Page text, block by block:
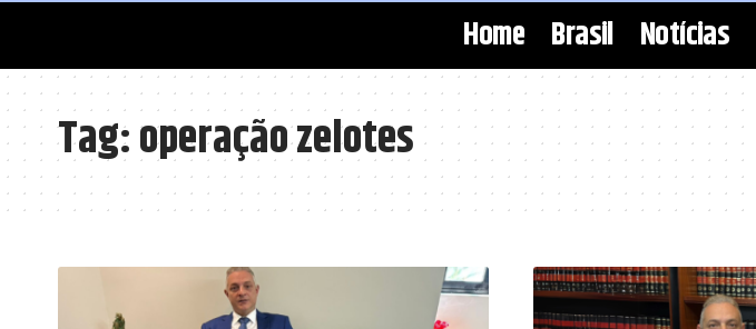
Home Brasil Notícias
Tag:operação zelotes